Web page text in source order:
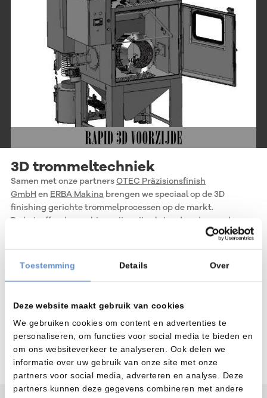
Toestemming Details Over
Deze website maakt gebruik van cookies
We gebruiken cookies om content en advertenties te
personaliseren, om functies voor social media te bieden en
om ons websiteverkeer te analyseren. Ook delen we
informatie over uw gebruik van onze site met onze
partners voor social media, adverteren en analyse. Deze
partners kunnen deze gegevens combineren met andere
3D trommeltechniek
Samen met onze partnersOTEC Präzisionsfinish
GmbHen ERBA Makina brengen we speciaal op de 3D
finishing gerichte trommelprocessen op de markt.
De betreffende machines zijn vrijwel standaard maar de
bijbehorende media (chips en compounds) zijn speciaal
3D Reinigingstechniek
GmbH
en Teknox s.r.l.
brengen we een compleet gamma aan
industriële reinigingsinstallaties op de markt.
In combinatie met de juiste reinigingsmiddelen en de op de
onderdelen afgestemde machinetechniek kunnen we alle 3D
geprinte delen (kunststof en metaal) laten voldoen aan de
allerhoogste reinheidseisen.